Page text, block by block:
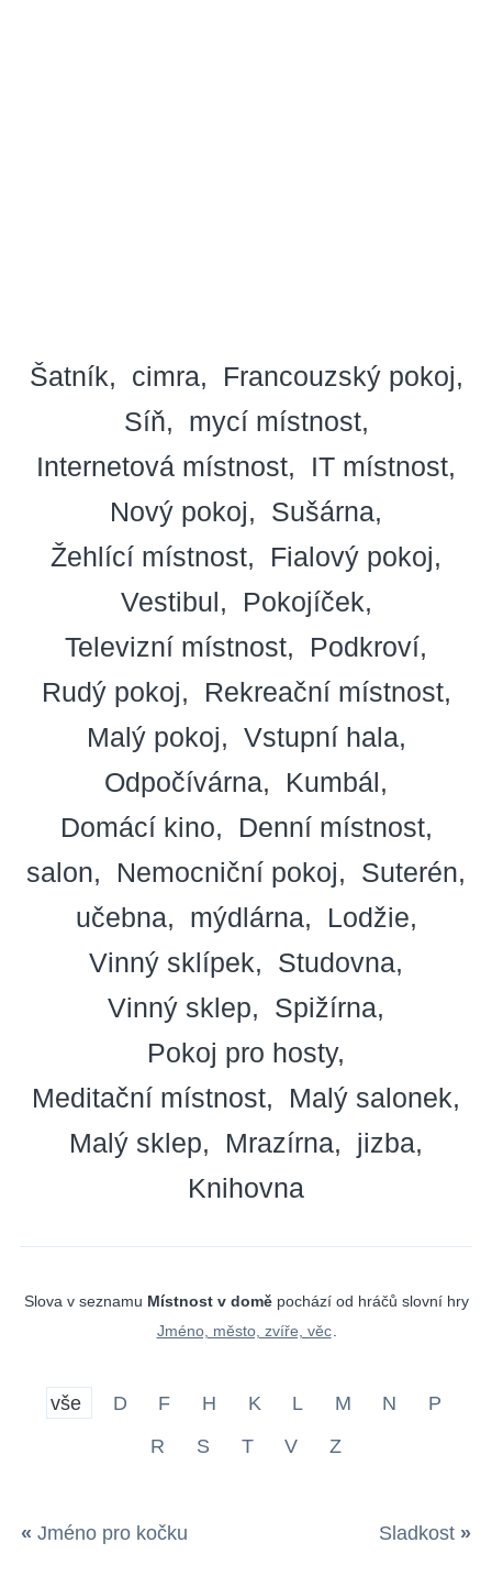
Šatník cimra
Francouzský pokoj
Síň
mycí místnost
Internetová místnost
IT místnost
Nový pokoj
Sušárna
Žehlící místnost
Fialový pokoj
Vestibul
Pokojíček
Televizní místnost
Podkroví
Rudý pokoj
Rekreační místnost
Malý pokoj
Vstupní hala
Odpočívárna
Kumbál
Domácí kino
Denní místnost
salon
Nemocniční pokoj
Suterén
učebna
mýdlárna
Lodžie
Vinný sklípek
Studovna
Vinný sklep
Spižírna
Pokoj pro hosty
Meditační místnost
Malý salonek
Malý sklep
Mrazírna
jizba
Knihovna
Slova v seznamu Místnost v doměpochází od hráčů slovní hry
Jméno, město, zvíře, věc
vše D F H K L M N
P
R
S T V Z
« Jméno pro kočku Sladkost »